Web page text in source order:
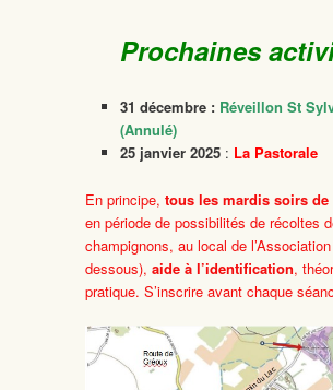
Prochaines
31 décembre : Réveillon St
(Annulé)
25 janvier 2025 : La Pastorale
En principe, tous les mardis soirs de
en période de possibilités de récoltes
champignons, au local de
dessous), aide à l’identification,
pratique. S’inscrire avant chaque